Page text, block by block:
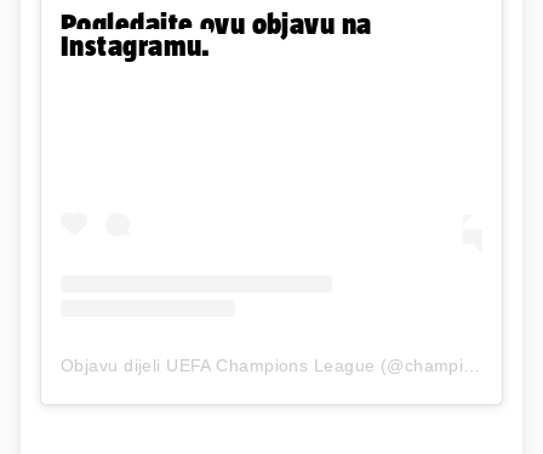
Pogledajte ovu objavu na
Instagramu.